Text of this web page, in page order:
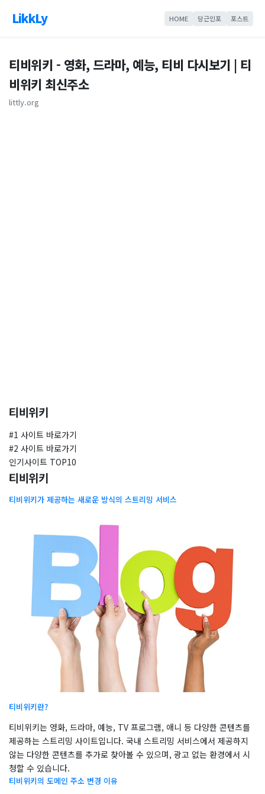
LikkLy HOME 당근인포 포스트
티비위키 - 영화, 드라마, 예능, 티비 다시보기 | 티
비위키 최신주소
littly.org
​티비위키
#1 사이트 바로가기
#2 사이트 바로가기
인기사이트 TOP10
티비위키
티비위키가 제공하는 새로운 방식의 스트리밍 서비스
티비위키란?
티비위키는 영화, 드라마, 예능, TV 프로그램, 애니 등 다양한 콘텐츠를
제공하는 스트리밍 사이트입니다. 국내 스트리밍 서비스에서 제공하지
않는 다양한 콘텐츠를 추가로 찾아볼 수 있으며, 광고 없는 환경에서 시
청할 수 있습니다.
티비위키의 도메인 주소 변경 이유